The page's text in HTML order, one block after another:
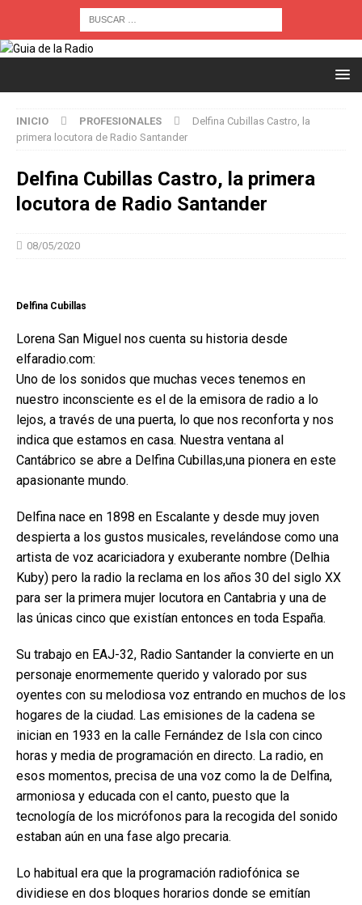
INICIO PROFESIONALES
Delfina Cubillas Castro, la
primera locutora de Radio Santander
Delfina Cubillas Castro, la primera
locutora de Radio Santander
08/05/2020
Delfina Cubillas
Lorena San Miguel nos cuenta su historia desde
elfaradio.com:
Uno de los sonidos que muchas veces tenemos en
nuestro inconsciente es el de la emisora de radio a lo
lejos, a través de una puerta, lo que nos reconforta y nos
indica que estamos en casa. Nuestra ventana al
Cantábrico se abre a Delfina Cubillas,una pionera en este
apasionante mundo.
Delfina nace en 1898 en Escalante y desde muy joven
despierta a los gustos musicales, revelándose como una
artista de voz acariciadora y exuberante nombre (Delhia
Kuby) pero la radio la reclama en los años 30 del siglo XX
para ser la primera mujer locutora en Cantabria y una de
las únicas cinco que existían entonces en toda España.
Su trabajo en EAJ-32, Radio Santander la convierte en un
personaje enormemente querido y valorado por sus
oyentes con su melodiosa voz entrando en muchos de los
hogares de la ciudad. Las emisiones de la cadena se
inician en 1933 en la calle Fernández de Isla con cinco
horas y media de programación en directo. La radio, en
esos momentos, precisa de una voz como la de Delfina,
armoniosa y educada con el canto, puesto que la
tecnología de los micrófonos para la recogida del sonido
estaban aún en una fase algo precaria.
Lo habitual era que la programación radiofónica se
dividiese en dos bloques horarios donde se emitían